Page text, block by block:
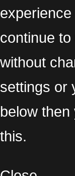
continue
without
settings or
below
this.